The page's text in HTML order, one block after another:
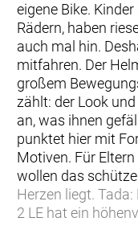
eigene Bike.
Rädern, haben
auch mal hin.
mitfahren. Der
großem
zählt: der Look
an, was ihnen
punktet hier mit
Motiven. Für
wollen das
Herzen liegt.
2 LE hat ein